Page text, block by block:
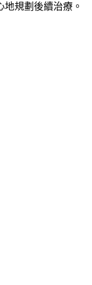
規劃後續治療。